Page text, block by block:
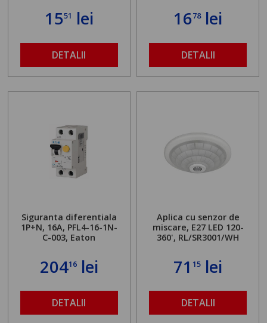
1551 lei
DETALII
1678lei
DETALII
Siguranta diferentiala
1P+N, 16A, PFL4-16-1N-
C-003, Eaton
20416lei
DETALII
Aplica cu senzor de
miscare, E27 LED 120-
360', RL/SR3001/WH
7115 lei
DETALII